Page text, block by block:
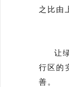
之比由
让
行区的
善。